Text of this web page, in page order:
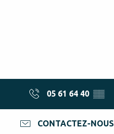
05 61 64 40 ▒▒
CONTACTEZ-NOUS